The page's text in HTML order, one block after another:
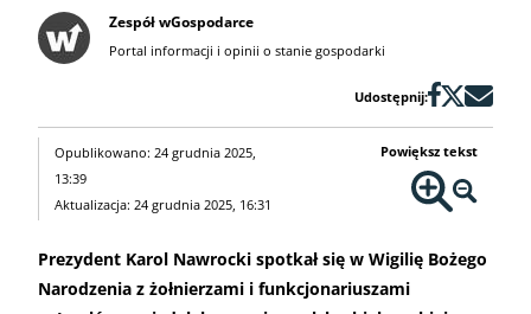
Zespół wGospodarce
Portal informacji i opinii o stanie gospodarki
Udostępnij:
Opublikowano: 24 grudnia 2025,
13:39
Aktualizacja: 24 grudnia 2025, 16:31
Powiększ tekst
Prezydent Karol Nawrocki spotkał się w Wigilię Bożego
Narodzenia z żołnierzami i funkcjonariuszami